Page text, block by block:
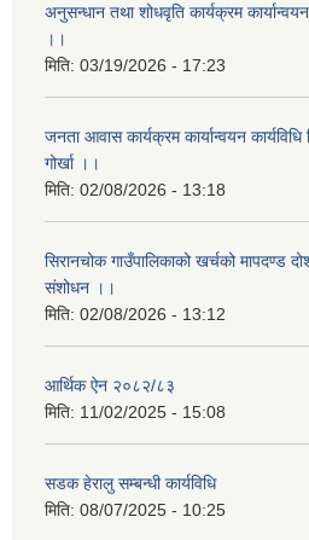
अनुसन्धान तथा शोधवृति कार्यक्रम
।।
मिति: 03/19/2026 - 17:23
जनता आवास कार्यक्रम कार्यान्वयन कार्यविधि
गोर्खा ।।
मिति: 02/08/2026 - 13:18
सिरानचोक गाउँपालिकाको खर्चको मापदण्ड
संशोधन ।।
मिति: 02/08/2026 - 13:12
आर्थिक ऐन २०८२/८३
मिति: 11/02/2025 - 15:08
सडक हेरालु सम्बन्धी कार्यविधि
मिति: 08/07/2025 - 10:25